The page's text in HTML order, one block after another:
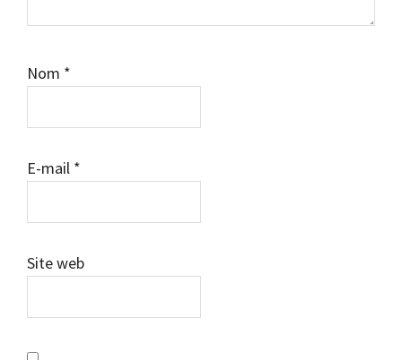
Nom *
E-mail *
Site web